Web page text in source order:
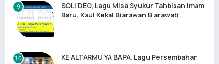
SOLI DEO, Lagu Misa Syukur Tahbisan Imam
Baru, Kaul Kekal Biarawan Biarawati
KE ALTARMU YA BAPA, Lagu Persembahan